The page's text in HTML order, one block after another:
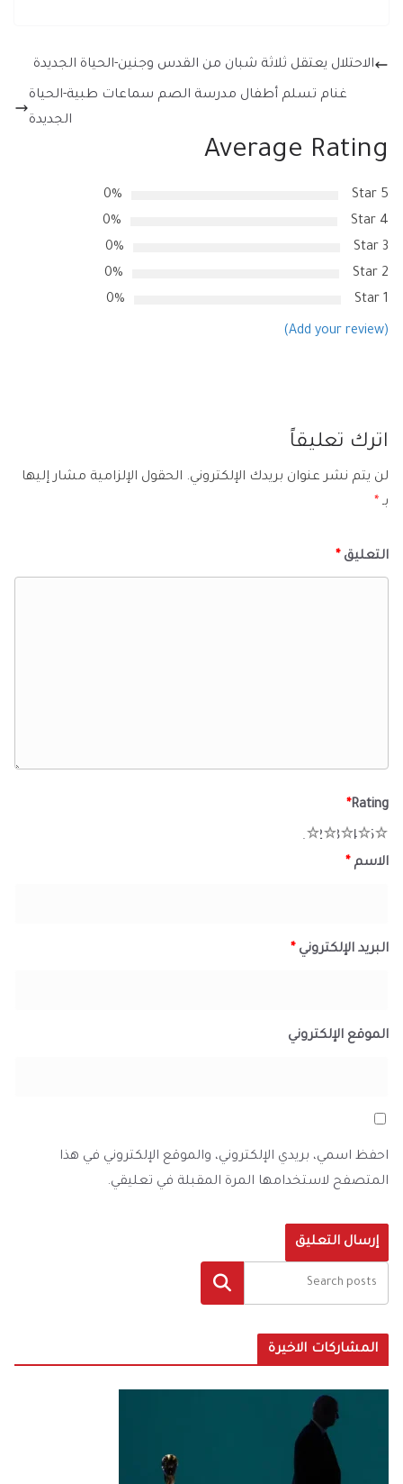
الاحتلال يعتقل ثلاثة شبان من القدس وجنين-الحياة الجديدة
غنام تسلم أطفال مدرسة الصم سماعات طبية-الحياة
الجديدة
Average Rating
5 Star
0%
4 Star
0%
3 Star
0%
2 Star
0%
1 Star
0%
(Add your review)
اترك تعليقاً
لن يتم نشر عنوان بريدك الإلكتروني. الحقول الإلزامية مشار إليها
بـ *
التعليق*
Rating
*
5
4
3
2
الاسم*
البريد الإلكتروني*
الموقع الإلكتروني
احفظ اسمي، بريدي الإلكتروني، والموقع الإلكتروني في هذا
المتصفح لاستخدامها المرة المقبلة في تعليقي.
البحث
المشاركات الاخيرة